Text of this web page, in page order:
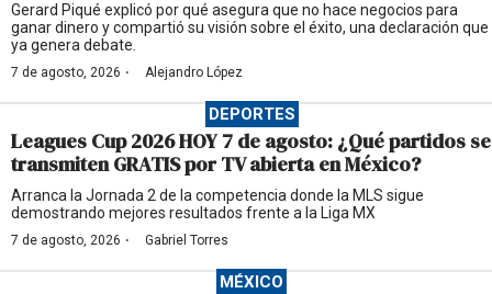
Gerard Piqué explicó por qué asegura que no hace negocios para
ganar dinero y compartió su visión sobre el éxito, una declaración que
ya genera debate.
7 de agosto, 2026 · Alejandro López
DEPORTES
Leagues Cup 2026 HOY 7 de agosto: ¿Qué partidos se
transmiten GRATIS por TV abierta en México?
Arranca la Jornada 2 de la competencia donde la MLS sigue
demostrando mejores resultados frente a la Liga MX
7 de agosto, 2026 · Gabriel Torres
MÉXICO